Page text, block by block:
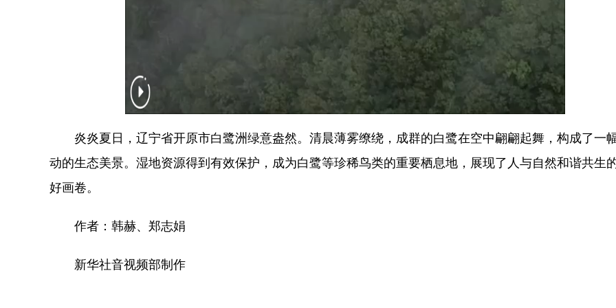
炎炎夏日，辽宁省开原市白鹭洲绿意盎然。清晨薄雾缭绕，成群的白鹭在空中翩翩起舞，构成了一
动的生态美景。湿地资源得到有效保护，成为白鹭等珍稀鸟类的重要栖息地，展现了人与自然和谐共生
好画卷。
作者：韩赫、郑志娟
新华社音视频部制作